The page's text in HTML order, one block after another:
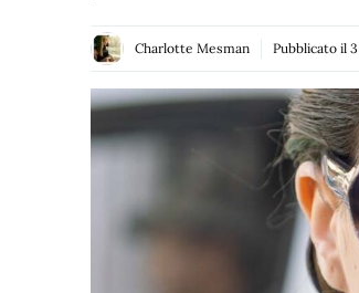
Charlotte Mesman Pubblicato il